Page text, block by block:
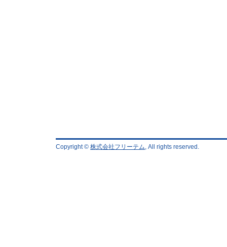
Copyright © 株式会社フリーテム, All rights reserved.